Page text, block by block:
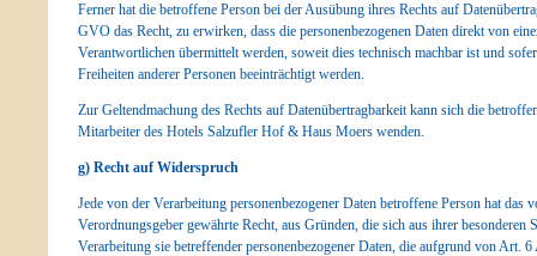
Ferner hat die betroffene Person bei der Ausübung ihres Rechts auf
GVO das Recht, zu erwirken, dass die personenbezogenen Daten direkt von
Verantwortlichen übermittelt werden, soweit dies technisch machbar ist und
Freiheiten anderer Personen beeinträchtigt werden.
Zur Geltendmachung des Rechts auf Datenübertragbarkeit kann sich die
Mitarbeiter des Hotels Salzufler Hof & Haus Moers wenden.
g) Recht auf Widerspruch
Jede von der Verarbeitung personenbezogener Daten betroffene Person hat das
Verordnungsgeber gewährte Recht, aus Gründen, die sich aus ihrer besonderen
Verarbeitung sie betreffender personenbezogener Daten, die aufgrund von Art.